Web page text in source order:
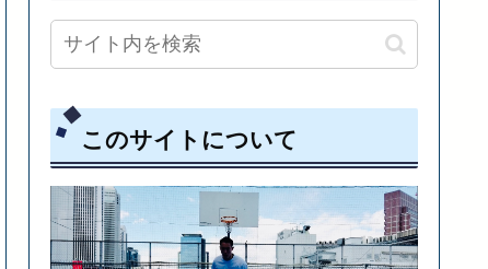
このサイトについて